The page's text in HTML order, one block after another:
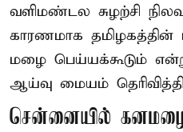
வளிமண்டல சுழற்சி
காரணமாக தமிழகத்தின்
மழை பெய்யக்கூடும்
ஆய்வு மையம்
சென்னையில்